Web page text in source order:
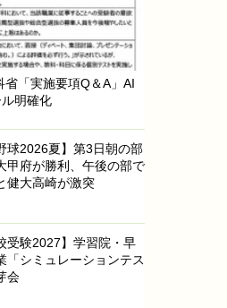
省「実施要項Q＆A」AI
明確化
球2026夏】第3日朝の部
甲府が勝利、午後の部で
健大高崎が激突
受験2027】学習院・早
「シミュレーションテス
会